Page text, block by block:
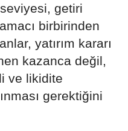
seviyesi, getiri
birbirinden
yatırım kararı
kazanca değil,
ve likidite
gerektiğini